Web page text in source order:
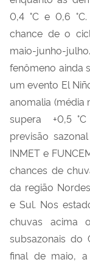
0,4 °C e 0,6
chance de o
maio-junho-
fenômeno ainda
um evento El
anomalia (média
supera +0,5
previsão
INMET e
chances de
da região
e Sul. Nos
chuvas acima
subsazonais do
final de maio,